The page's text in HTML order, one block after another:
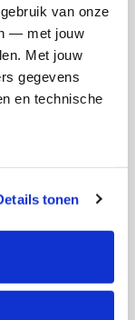
van onze
— met jouw
Met jouw
gegevens
en technische
wijzigen of
de pagina. De
“details”.
tonen
€1.000